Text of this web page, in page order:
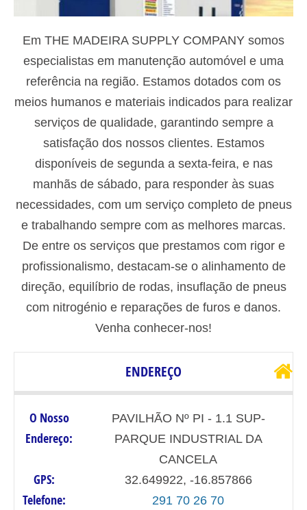
Em THE MADEIRA SUPPLY COMPANY somos
especialistas em manutenção automóvel e uma
referência na região. Estamos dotados com os
meios humanos e materiais indicados para realizar
serviços de qualidade, garantindo sempre a
satisfação dos nossos clientes. Estamos
disponíveis de segunda a sexta-feira, e nas
manhãs de sábado, para responder às suas
necessidades, com um serviço completo de pneus
e trabalhando sempre com as melhores marcas.
De entre os serviços que prestamos com rigor e
profissionalismo, destacam-se o alinhamento de
direção, equilíbrio de rodas, insuflação de pneus
com nitrogénio e reparações de furos e danos.
Venha conhecer-nos!
ENDEREÇO
O Nosso
Endereço:
PAVILHÃO Nº PI - 1.1 SUP-
PARQUE INDUSTRIAL DA
CANCELA
GPS: 32.649922, -16.857866
Telefone: 291 70 26 70